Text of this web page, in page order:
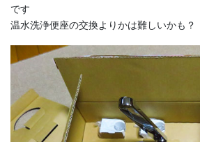
です
温水洗浄便座の交換よりかは難しいかも？